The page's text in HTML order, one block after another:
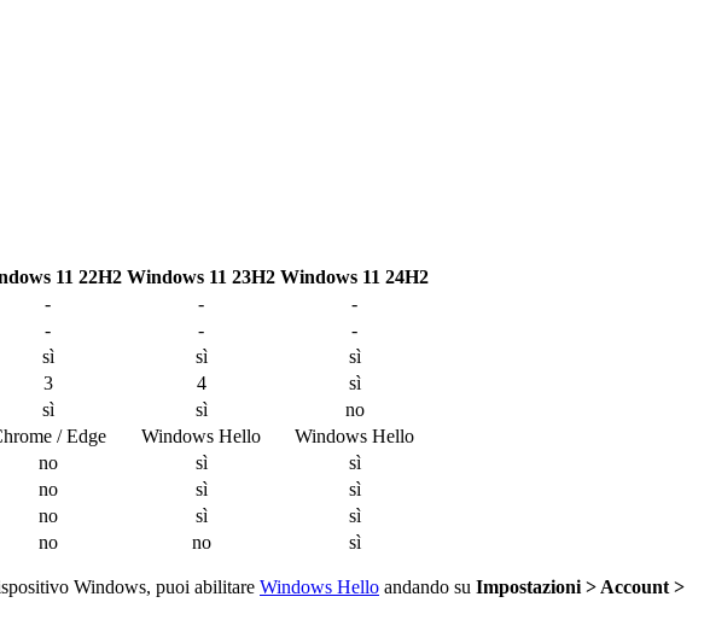
11 22H2 Windows 11 23H2 Windows 11 24H2
- -
-
- -
-
sì sì
sì
3 4
sì
sì sì
no
/ Edge Windows Hello
Windows Hello
no sì
sì
no sì
sì
no sì
sì
no no sì
Windows, puoi abilitare Windows Hello andando su Impostazioni > Account >